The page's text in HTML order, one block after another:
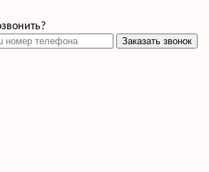
Заказать звонок